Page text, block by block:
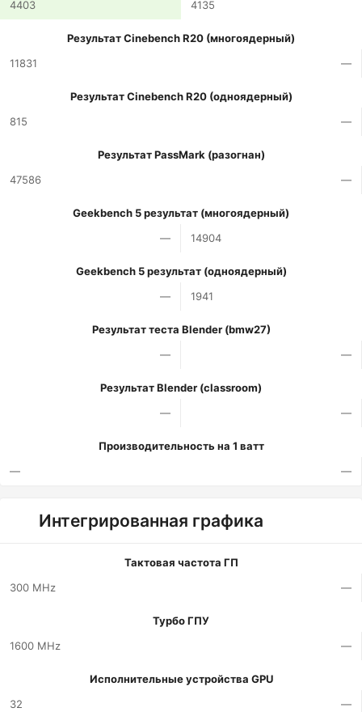
4403
4135
Результат Cinebench R20 (многоядерный)
11831
—
Результат Cinebench R20 (одноядерный)
815
—
Результат PassMark (разогнан)
47586
—
Geekbench 5 результат (многоядерный)
—
14904
Geekbench 5 результат (одноядерный)
—
1941
Результат теста Blender (bmw27)
—
—
Результат Blender (classroom)
—
—
Производительность на 1 ватт
—
—
Интегрированная графика
Тактовая частота ГП
300 MHz
—
Турбо ГПУ
1600 MHz
—
Исполнительные устройства GPU
32
—